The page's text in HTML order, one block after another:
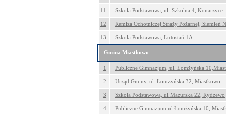
11 Szkoła Podstawowa, ul. Szkolna 4, Konarzyce
12 Remiza Ochotniczej Straży Pożarnej, Siemień
13 Szkoła Podstawowa, Lutostań 1A
Gmina Miastkowo
1 Publiczne Gimnazjum, ul. Łomżyńska
2 Urząd Gminy, ul. Łomżyńska 32, Miastkowo
3 Szkoła Podstawowa, ul.Mazurska 22, Rydzewo
4 Publiczne Gimnazjum ul.Łomżyńska 10,